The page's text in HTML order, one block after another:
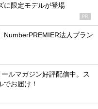
に限定モデルが登場
PR
NumberPREMIER法人プラン
ルマガジン好評配信中。ス
でお届け！